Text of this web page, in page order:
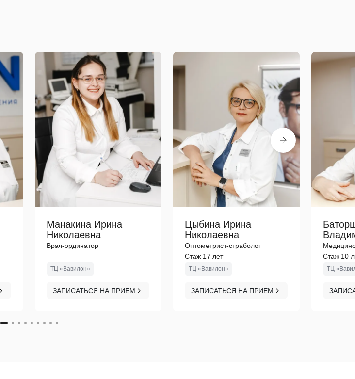
Манакина Ирина
Николаевна
Врач-ординатор
ТЦ «Вавилон»
ЗАПИСАТЬСЯ НА ПРИЕМ
Цыбина Ирина
Николаевна
Оптометрист-страболог
Стаж 17 лет
ТЦ «Вавилон»
ЗАПИСАТЬСЯ НА ПРИЕМ
Стаж 10
ТЦ